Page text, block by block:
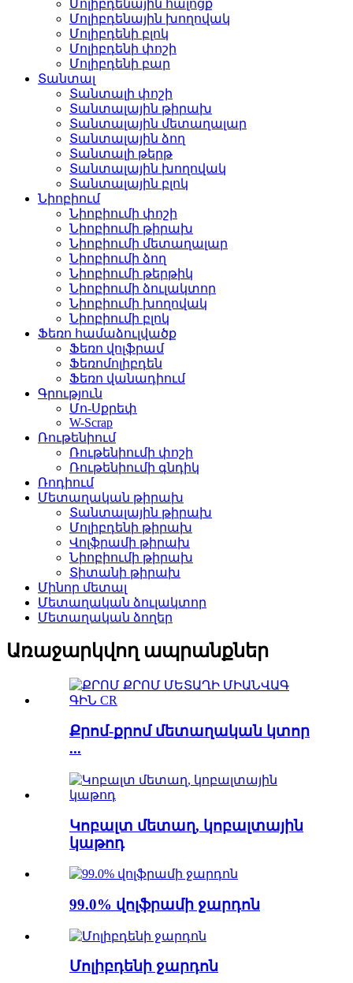
Մոլիբդենային հալոցք
Մոլիբդենային խողովակ
Մոլիբդենի բլոկ
Մոլիբդենի փոշի
Մոլիբդենի բար
Տանտալ
Տանտալի փոշի
Տանտալային թիրախ
Տանտալային մետաղալար
Տանտալային ձող
Տանտալի թերթ
Տանտալային խողովակ
Տանտալային բլոկ
Նիոբիում
Նիոբիումի փոշի
Նիոբիումի թիրախ
Նիոբիումի մետաղալար
Նիոբիումի ձող
Նիոբիումի թերթիկ
Նիոբիումի ձուլակտոր
Նիոբիումի խողովակ
Նիոբիումի բլոկ
Ֆեռո համաձուլվածք
Ֆեռո վոլֆրամ
Ֆեռոմոլիբդեն
Ֆեռո վանադիում
Գրություն
Մո-Սքրեփ
W-Scrap
Ռութենիում
Ռութենիումի փոշի
Ռութենիումի գնդիկ
Ռոդիում
Մետաղական թիրախ
Տանտալային թիրախ
Մոլիբդենի թիրախ
Վոլֆրամի թիրախ
Նիոբիումի թիրախ
Տիտանի թիրախ
Մինոր մետալ
Մետաղական ձուլակտոր
Մետաղական ձողեր
Առաջարկվող ապրանքներ
Քրոմ-քրոմ մետաղական կտոր
...
Կոբալտ մետաղ, կոբալտային
կաթոդ
99.0% վոլֆրամի ջարդոն
Մոլիբդենի ջարդոն